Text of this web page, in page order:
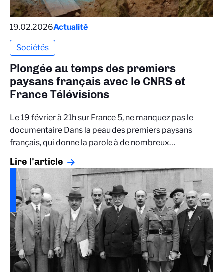
19.02.2026Actualité
Sociétés
Plongée au temps des premiers
paysans français avec le CNRS et
France Télévisions
Le 19 février à 21h sur France 5, ne manquez pas le
documentaire Dans la peau des premiers paysans
français, qui donne la parole à de nombreux…
Lire l'article